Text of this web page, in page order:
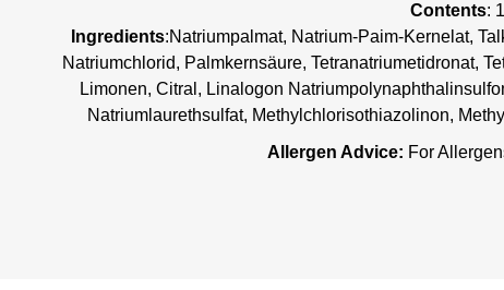
Contents:
Ingredients:Natriumpalmat, Natrium-Paim-Kernelat,
Natriumchlorid, Palmkernsäure, Tetranatriumetidronat,
Limonen, Citral, Linalogon
Natriumlaurethsulfat, Methylchlorisothiazolinon,
Allergen Advice: For